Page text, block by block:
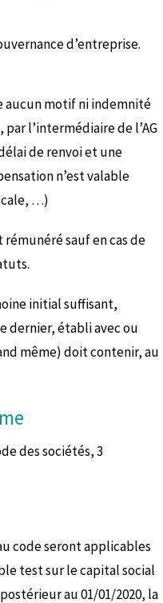
d’entreprise.
aucun motif ni indemnité
l’intermédiaire de l’AG
de renvoi et une
n’est valable
…)
rémunéré sauf en cas de
initial suffisant,
dernier, établi avec ou
même) doit contenir, au
des sociétés, 3
code seront applicables
test sur le capital social
au 01/01/2020, la